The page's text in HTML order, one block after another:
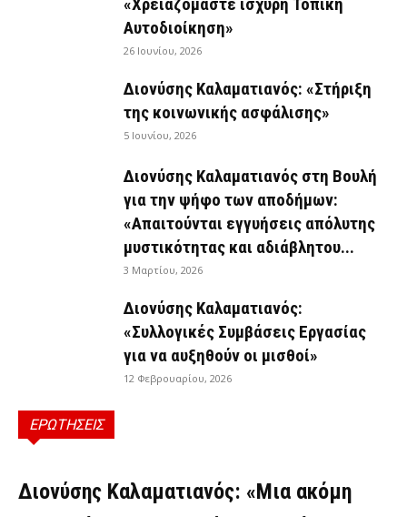
Αυτοδιοίκηση»
26 Ιουνίου, 2026
Διονύσης Καλαματιανός: «Στήριξη
της κοινωνικής ασφάλισης»
5 Ιουνίου, 2026
Διονύσης Καλαματιανός στη Βουλή
για την ψήφο των αποδήμων:
«Απαιτούνται εγγυήσεις απόλυτης
μυστικότητας και αδιάβλητου...
3 Μαρτίου, 2026
Διονύσης Καλαματιανός:
«Συλλογικές Συμβάσεις Εργασίας
για να αυξηθούν οι μισθοί»
12 Φεβρουαρίου, 2026
ΕΡΩΤΗΣΕΙΣ
ΕΡΩΤΉΣΕΙΣ
Διονύσης Καλαματιανός: «Μια ακόμη